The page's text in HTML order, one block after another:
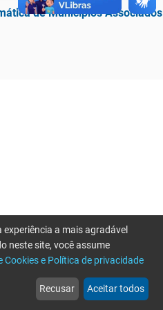
de Municípios Associados
web
Notícias
more_horiz
Mais
a mais agradável
neste site, você assume
Cookies e Política de privacidade
Recusar Aceitar todos
favor tente novamente